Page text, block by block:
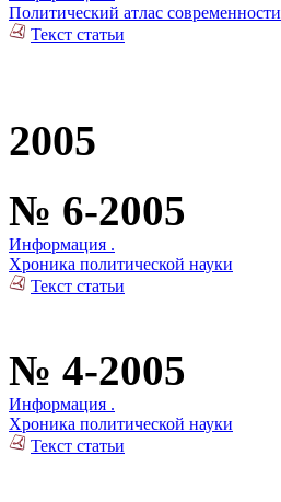
Политический атлас современности
Текст статьи
2005
№ 6-2005
Информация .
Хроника политической науки
Текст статьи
№ 4-2005
Информация .
Хроника политической науки
Текст статьи